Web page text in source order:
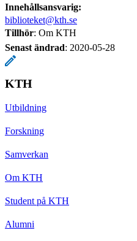
Innehållsansvarig:
biblioteket@kth.se
Tillhör: Om KTH
Senast ändrad: 2020-05-28
KTH
Utbildning
Forskning
Samverkan
Om KTH
Student på KTH
Alumni